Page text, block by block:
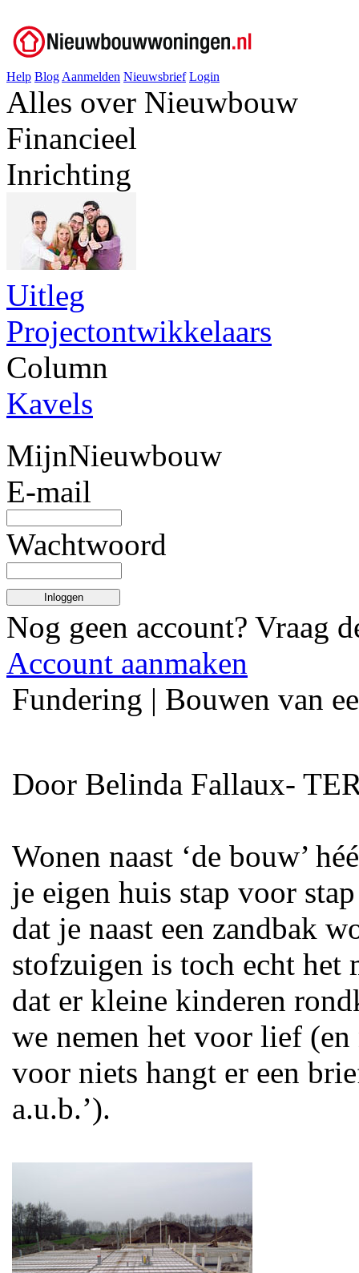
Help Blog Aanmelden Nieuwsbrief Login
Alles over Nieuwbouw
Financieel
Inrichting
Uitleg
Projectontwikkelaars
Column
Kavels
MijnNieuwbouw
E-mail
Wachtwoord
Inloggen
Nog geen account? Vraag
Account aanmaken
Fundering | Bouwen van
Door Belinda Fallaux-
Wonen naast ‘de bouw’
je eigen huis stap voor
dat je naast een zandbak
stofzuigen is toch echt het
dat er kleine kinderen
we nemen het voor lief (en
voor niets hangt er een
a.u.b.’).